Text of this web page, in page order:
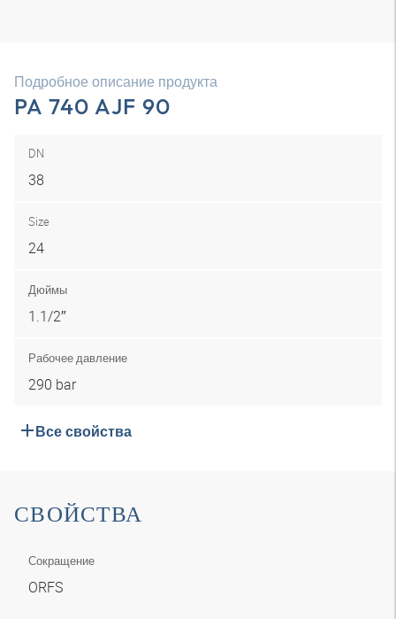
Подробное описание продукта
PA 740 AJF 90
DN
38
Size
24
Дюймы
1.1/2″
Рабочее давление
290 bar
Все свойства
СВОЙСТВА
Сокращение
ORFS